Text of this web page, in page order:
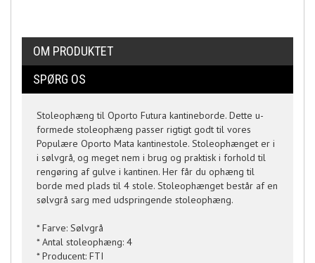
OM PRODUKTET
SPØRG OS
Stoleophæng til Oporto Futura kantineborde. Dette u-
formede stoleophæng passer rigtigt godt til vores
Populære Oporto Mata kantinestole. Stoleophænget er i
i sølvgrå, og meget nem i brug og praktisk i forhold til
rengøring af gulve i kantinen. Her får du ophæng til
borde med plads til 4 stole. Stoleophænget består af en
sølvgrå sarg med udspringende stoleophæng.
* Farve: Sølvgrå
* Antal stoleophæng: 4
* Producent: FTI